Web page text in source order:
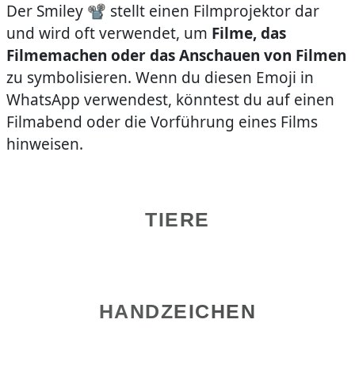
Der Smiley 📽️ stellt einen Filmprojektor dar
und wird oft verwendet, um Filme, das
Filmemachen oder das Anschauen von Filmen
zu symbolisieren. Wenn du diesen Emoji in
WhatsApp verwendest, könntest du auf einen
Filmabend oder die Vorführung eines Films
hinweisen.
TIERE
HANDZEICHEN